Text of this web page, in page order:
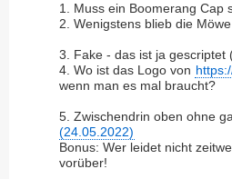
1. Muss ein Boomerang Cap
2. Wenigstens blieb die
3. Fake - das ist ja gescriptet
4. Wo ist das Logo von
wenn man es mal braucht?
5. Zwischendrin oben ohne
(24.05.2022)
Bonus: Wer leidet nicht
vorüber!